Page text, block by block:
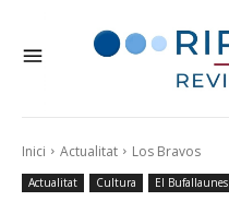
Inici Actualitat Los Bravos
Actualitat Cultura El Bufallaunes